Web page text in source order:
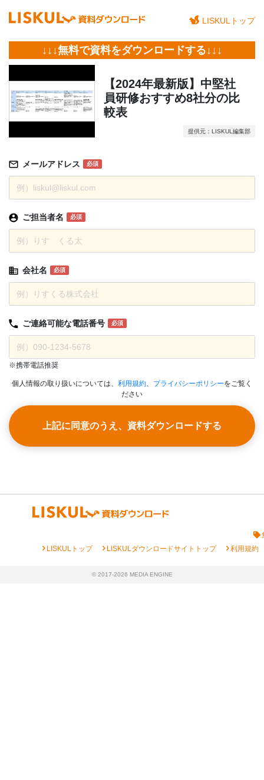
LISKULトップ
↓↓↓無料で資料をダウンロードする↓↓↓
【2024年最新版】中堅社
員研修おすすめ8社分の比
較表
提供元：LISKUL編集部
メールアドレス 必須
ご担当者名 必須
会社名 必須
ご連絡可能な電話番号 必須
※携帯電話推奨
個人情報の取り扱いについては、 利用規約、 プライバシーポリシーをご覧く
ださい
上記に同意のうえ、資料ダウンロードする
chevron_rightLISKULトップ chevron_rightLISKULダウンロードサイトトップ chevron_right利用規約
© 2017-2026 MEDIA ENGINE